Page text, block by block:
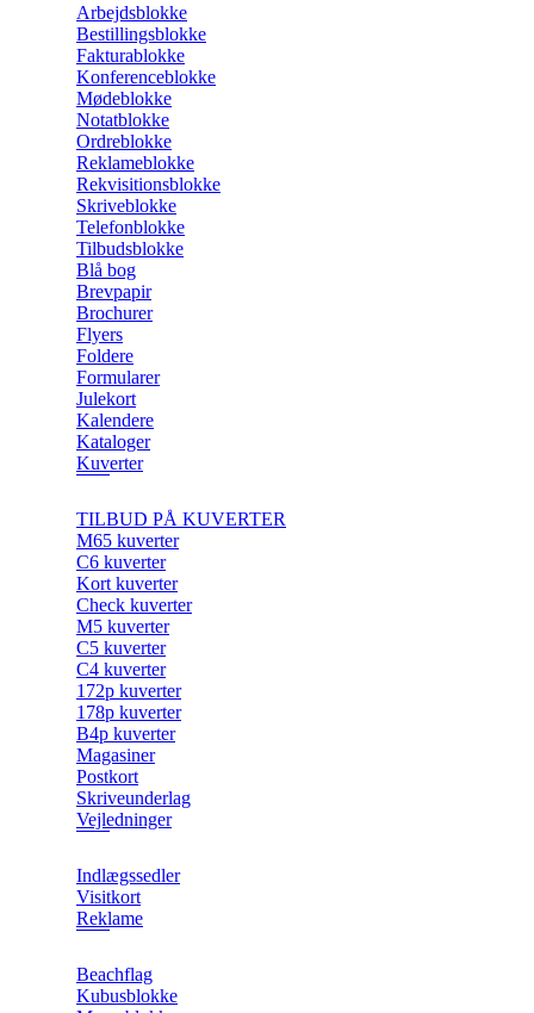
Arbejdsblokke
Bestillingsblokke
Fakturablokke
Konferenceblokke
Mødeblokke
Notatblokke
Ordreblokke
Reklameblokke
Rekvisitionsblokke
Skriveblokke
Telefonblokke
Tilbudsblokke
Blå bog
Brevpapir
Brochurer
Flyers
Foldere
Formularer
Julekort
Kalendere
Kataloger
Kuverter
TILBUD PÅ KUVERTER
M65 kuverter
C6 kuverter
Kort kuverter
Check kuverter
M5 kuverter
C5 kuverter
C4 kuverter
172p kuverter
178p kuverter
B4p kuverter
Magasiner
Postkort
Skriveunderlag
Vejledninger
Indlægssedler
Visitkort
Reklame
Beachflag
Kubusblokke